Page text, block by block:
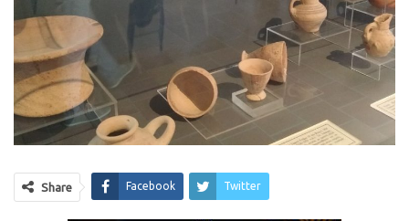
Share Facebook Twitter